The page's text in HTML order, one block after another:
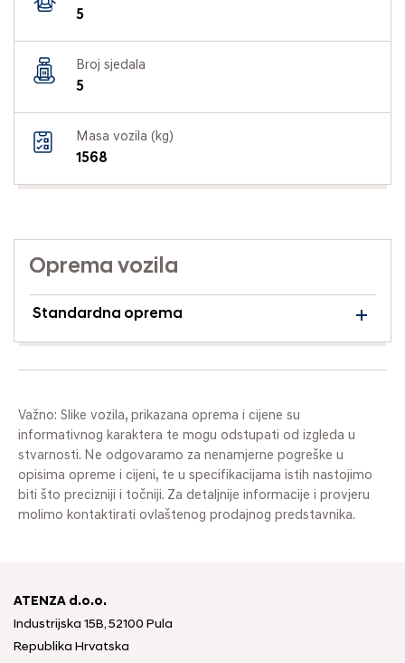
5
Broj sjedala
5
Masa vozila (kg)
1568
Oprema vozila
Standardna oprema
Važno: Slike vozila, prikazana oprema i cijene su
informativnog karaktera te mogu odstupati od izgleda u
stvarnosti. Ne odgovaramo za nenamjerne pogreške u
opisima opreme i cijeni, te u specifikacijama istih nastojimo
biti što precizniji i točniji. Za detaljnije informacije i provjeru
molimo kontaktirati ovlaštenog prodajnog predstavnika.
ATENZA d.o.o.
Industrijska 15B, 52100 Pula
Republika Hrvatska